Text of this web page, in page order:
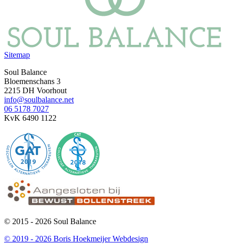
Sitemap
Soul Balance
Bloemenschans 3
2215 DH Voorhout
info@soulbalance.net
06 5178 7027
KvK 6490 1122
© 2015 - 2026 Soul Balance
© 2019 - 2026 Boris Hoekmeijer Webdesign